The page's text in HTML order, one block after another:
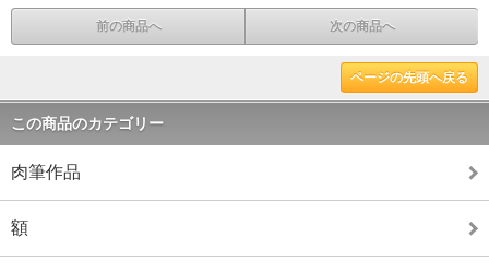
前の商品へ 次の商品へ
ページの先頭へ戻る
この商品のカテゴリー
肉筆作品
額